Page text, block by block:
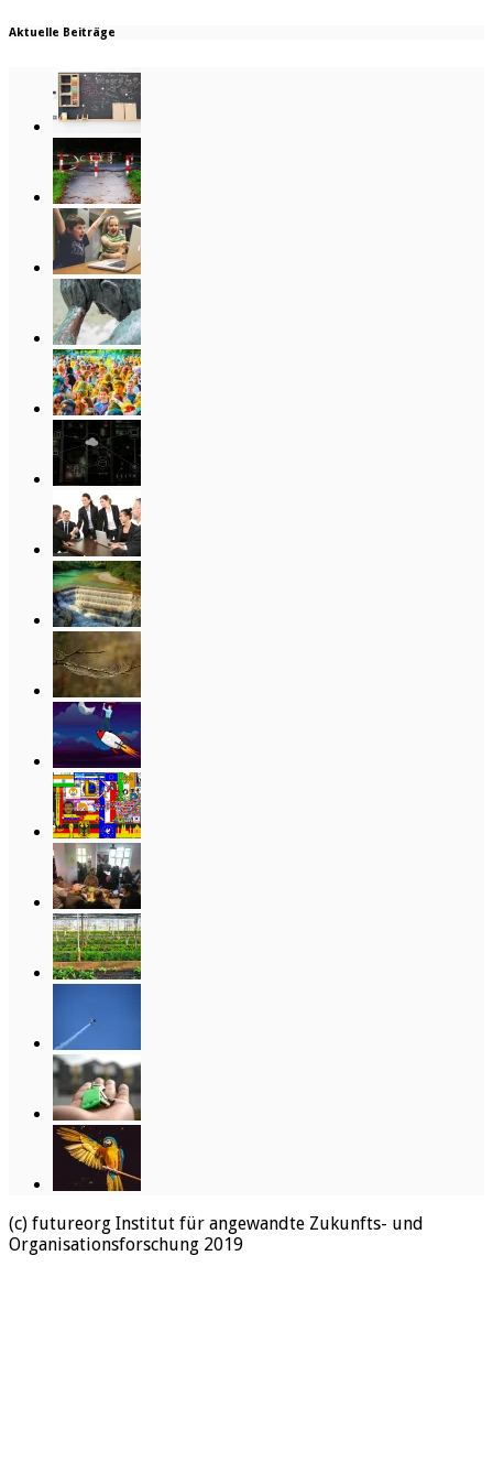
Aktuelle Beiträge
(c) futureorg Institut für angewandte Zukunfts- und
Organisationsforschung 2019